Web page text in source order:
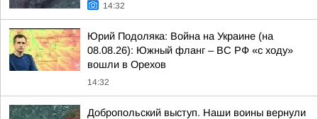
14:32
Юрий Подоляка: Война на Украине (на
08.08.26): Южный фланг – ВС РФ «с ходу»
вошли в Орехов
14:32
Добропольский выступ. Наши воины вернули